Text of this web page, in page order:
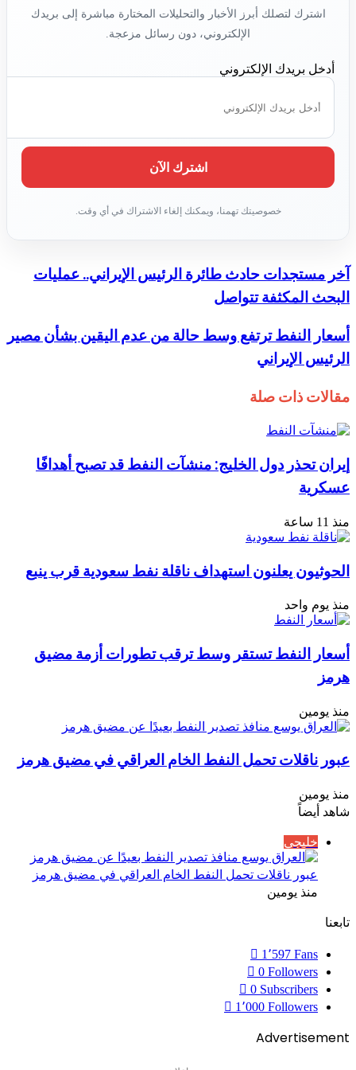
اشترك لتصلك أبرز الأخبار والتحليلات المختارة مباشرة إلى بريدك
الإلكتروني، دون رسائل مزعجة.
أدخل بريدك الإلكتروني
آخر مستجدات حادث طائرة الرئيس الإيراني.. عمليات
البحث المكثفة تتواصل
أسعار النفط ترتفع وسط حالة من عدم اليقين بشأن مصير
الرئيس الإيراني
مقالات ذات صلة
إيران تحذر دول الخليج: منشآت النفط قد تصبح أهدافًا
عسكرية
منذ 11 ساعة
الحوثيون يعلنون استهداف ناقلة نفط سعودية قرب ينبع
منذ يوم واحد
أسعار النفط تستقر وسط ترقب تطورات أزمة مضيق
هرمز
منذ يومين
عبور ناقلات تحمل النفط الخام العراقي في مضيق هرمز
منذ يومين
شاهد أيضاً
خليجي
عبور ناقلات تحمل النفط الخام العراقي في مضيق هرمز
منذ يومين
تابعنا
1٬597 Fans
0 Followers
0 Subscribers
1٬000 Followers
Advertisement